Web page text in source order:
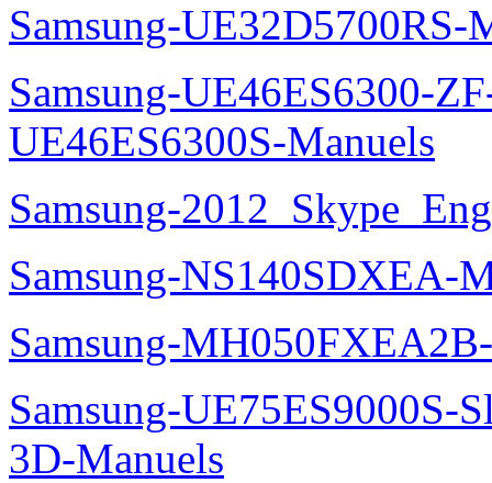
Samsung-UE32D5700RS-
Samsung-UE46ES6300-
UE46ES6300S-Manuels
Samsung-
Samsung-NS140SDXEA-
Samsung-
Samsung-
3D-Manuels